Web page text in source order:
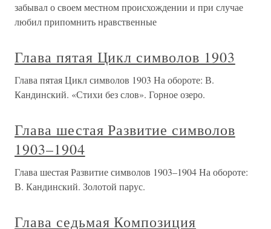
забывал о своем местном происхождении и при случае
любил припомнить нравственные
Глава пятая Цикл символов 1903
Глава пятая Цикл символов 1903 На обороте: В.
Кандинский. «Стихи без слов». Горное озеро.
Глава шестая Развитие символов
1903–1904
Глава шестая Развитие символов 1903–1904 На обороте:
В. Кандинский. Золотой парус.
Глава седьмая Композиция